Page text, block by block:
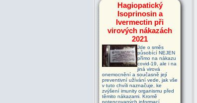
Hagiopatický
Isoprinosin a
Ivermectin při
virových nákazách
2021
Jde o směs
působící NEJEN
přímo na nákazu
covid-19, ale i na
jiná virová
onemocnění a současně její
preventivní užívání vede, jak vše
v tuto chvíli naznačuje, ke
zvýšení imunity organismu před
těmito nákazami. Kromě
potencovaných informací